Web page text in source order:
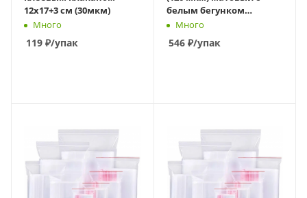
12х17+3 см (30мкм)
Много
119 ₽/упак
белым бегунком
слайдер
Много
546₽/упак